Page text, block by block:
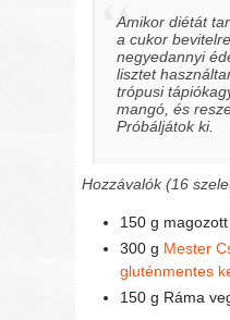
Amikor diétát
a cukor
negyedannyi
lisztet
trópusi
mangó, és
Próbáljátok ki.
Hozzávalók (16
150 g
300 g Mester
gluténmentes
150 g Ráma